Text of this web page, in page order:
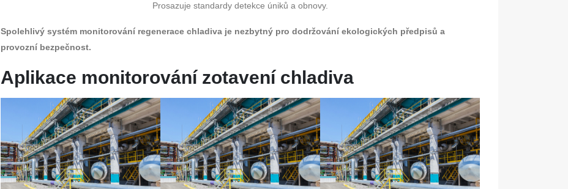
Prosazuje standardy detekce úniků a obnovy.
Spolehlivý systém monitorování regenerace chladiva je nezbytný pro dodržování ekologických předpisů a
provozní bezpečnost.
Aplikace monitorování zotavení chladiva